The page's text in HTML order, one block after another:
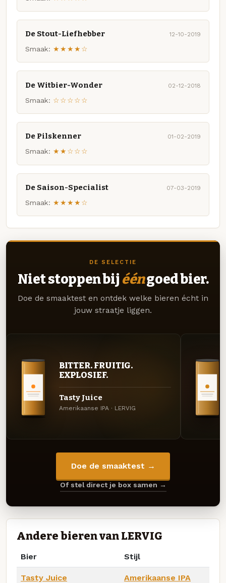
De Stout-Liefhebber 12-10-2019
Smaak: ★★★★☆
De Witbier-Wonder 02-12-2018
Smaak: ☆☆☆☆☆
De Pilskenner 01-02-2019
Smaak: ★★☆☆☆
De Saison-Specialist 07-03-2019
Smaak: ★★★★☆
DE SELECTIE
Niet stoppen bij ééngoed bier.
Doe de smaaktest en ontdek welke bieren écht in
jouw straatje liggen.
BITTER. FRUITIG.
EXPLOSIEF.
Tasty Juice
Amerikaanse IPA · LERVIG
Doe de smaaktest →
Of stel direct je box samen →
Andere bieren van LERVIG
Bier Stijl
Tasty Juice Amerikaanse IPA